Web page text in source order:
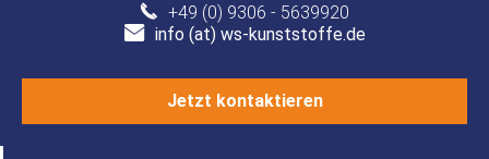
+49 (0) 9306 - 5639920
info (at) ws-kunststoffe.de
Jetzt kontaktieren